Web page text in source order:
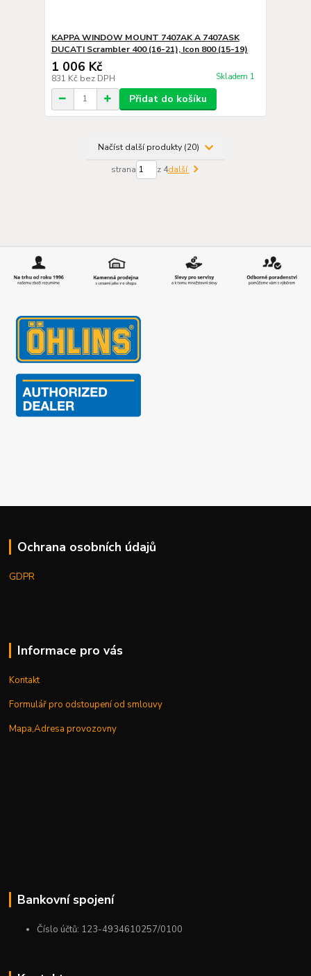
KAPPA WINDOW MOUNT 7407AK A 7407ASK
DUCATI Scrambler 400 (16-21), Icon 800 (15-19)
1 006 Kč
831 Kč bez DPH Skladem 1
Přidat do košíku
Načíst další produkty (20)
strana z 4další
Ochrana osobních údajů
GDPR
Informace pro vás
Kontakt
Formulář pro odstoupení od smlouvy
Mapa,Adresa provozovny
Bankovní spojení
Číslo účtů: 123-4934610257/0100